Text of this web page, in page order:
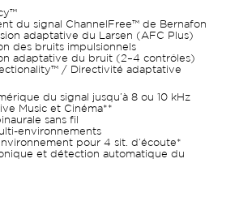
du signal ChannelFree™ de Bernafon
adaptative du Larsen (AFC Plus)
des bruits impulsionnels
adaptative du bruit (2–4 contrôles)
/ Directivité adaptative
du signal jusqu’à 8 ou 10 kHz
Music et Cinéma**
sans fil
environnements
pour 4 sit. d’écoute*
et détection automatique du